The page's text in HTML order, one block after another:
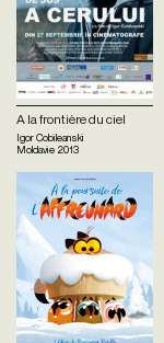
A la frontière du ciel
Igor Cobileanski
Moldavie 2013